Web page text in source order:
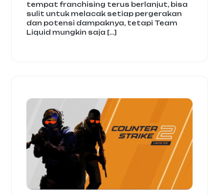
tempat franchising terus berlanjut, bisa
sulit untuk melacak setiap pergerakan
dan potensi dampaknya, tetapi Team
Liquid mungkin saja […]